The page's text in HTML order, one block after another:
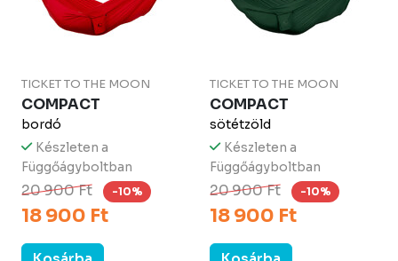
TICKET TO THE MOON
COMPACT
bordó
Készleten a
Függőágyboltban
20 900 Ft -10%
18 900 Ft
TICKET TO THE MOON
COMPACT
sötétzöld
Készleten a
Függőágyboltban
20 900 Ft -10%
18 900 Ft